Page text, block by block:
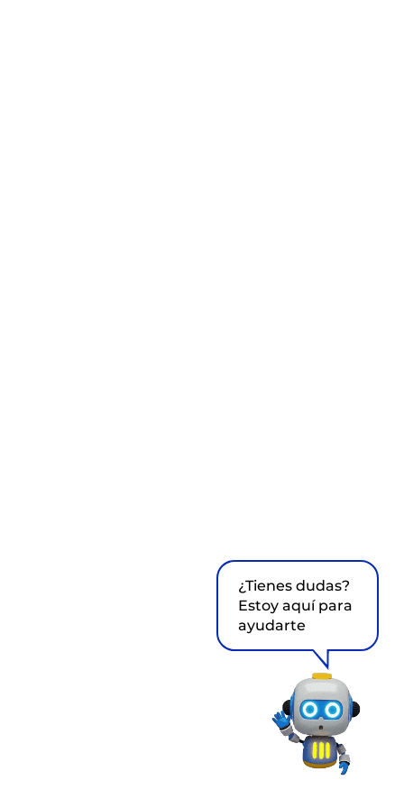
¿Tienes dudas?
Estoy aquí para
ayudarte